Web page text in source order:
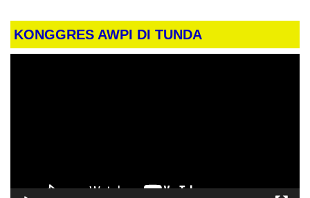
KONGGRES AWPI DI TUNDA